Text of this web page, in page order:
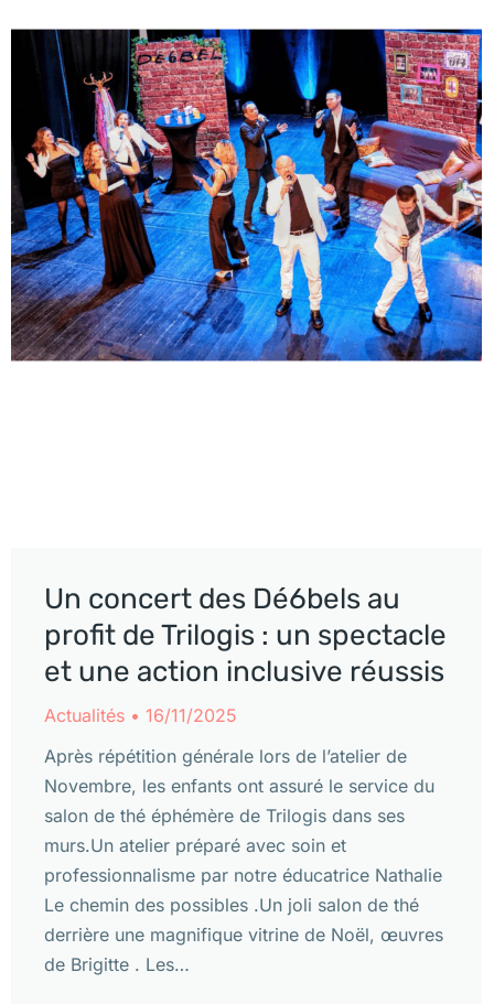
Un concert des Dé6bels au
profit de Trilogis : un spectacle
et une action inclusive réussis
Actualités
16/11/2025
Après répétition générale lors de l’atelier de
Novembre, les enfants ont assuré le service du
salon de thé éphémère de Trilogis dans ses
murs.Un atelier préparé avec soin et
professionnalisme par notre éducatrice Nathalie
Le chemin des possibles .Un joli salon de thé
derrière une magnifique vitrine de Noël, œuvres
de Brigitte . Les…